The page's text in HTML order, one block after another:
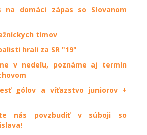
na domáci zápas so Slovanom
tímov
hrali za SR "19"
v nedeľu, poznáme aj termín
gólov a víťazstvo juniorov +
nás povzbudiť v súboji so